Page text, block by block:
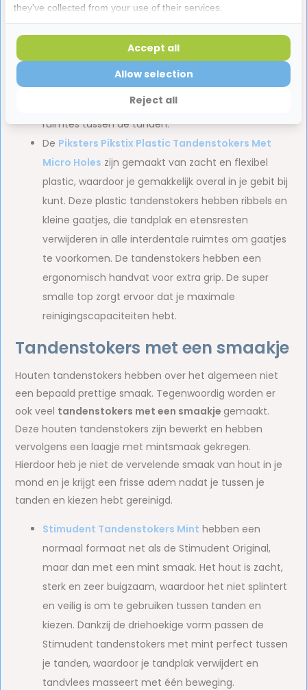
interdentale ruimtes grondig en effectief te
uiteinde om de achterkanten van tanden te
kunnen reinigen. Deze plastic tandenstokers
hebben een neutrale smaak en zijn geschikt voor
dagelijks gebruik voor iedereen met gemiddelde
ruimtes tussen de tanden.
De Piksters Pikstix Plastic Tandenstokers Met
Micro Holes zijn gemaakt van zacht en flexibel
plastic, waardoor je gemakkelijk overal in je gebit bij
kunt. Deze plastic tandenstokers hebben ribbels en
kleine gaatjes, die tandplak en etensresten
verwijderen in alle interdentale ruimtes om gaatjes
te voorkomen. De tandenstokers hebben een
ergonomisch handvat voor extra grip. De super
smalle top zorgt ervoor dat je maximale
reinigingscapaciteiten hebt.
Tandenstokers met een smaakje
Houten tandenstokers hebben over het algemeen niet
een bepaald prettige smaak. Tegenwoordig worden er
ook veel tandenstokers met een smaakje gemaakt.
Deze houten tandenstokers zijn bewerkt en hebben
vervolgens een laagje met mintsmaak gekregen.
Hierdoor heb je niet de vervelende smaak van hout in je
mond en je krijgt een frisse adem nadat je tussen je
tanden en kiezen hebt gereinigd.
Stimudent Tandenstokers Mint hebben een
normaal formaat net als de Stimudent Original,
maar dan met een mint smaak. Het hout is zacht,
sterk en zeer buigzaam, waardoor het niet splintert
en veilig is om te gebruiken tussen tanden en
kiezen. Dankzij de driehoekige vorm passen de
Stimudent tandenstokers met mint perfect tussen
je tanden, waardoor je tandplak verwijdert en
tandvlees masseert met één beweging.
they've collected from your use of their services.
Reject all
Allow selection
Accept all